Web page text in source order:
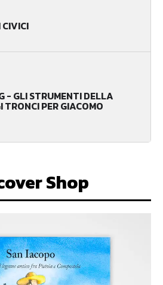
- GLI STRUMENTI DELLA
TRONCI PER GIACOMO
Shop